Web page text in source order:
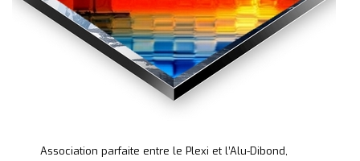
Association parfaite entre le Plexi et l’Alu-Dibond,